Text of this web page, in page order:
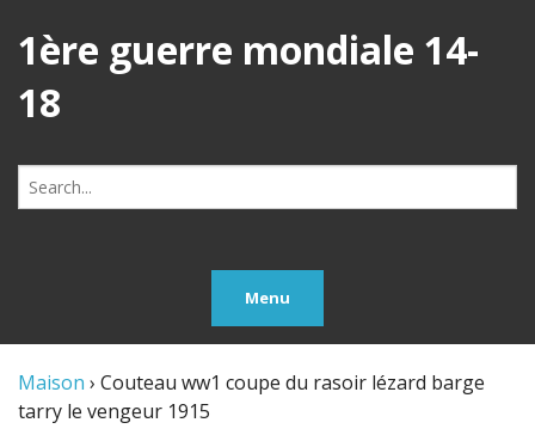
1ère guerre mondiale 14-
18
Search
for:
Menu
Maison › Couteau ww1 coupe du rasoir lézard barge
tarry le vengeur 1915